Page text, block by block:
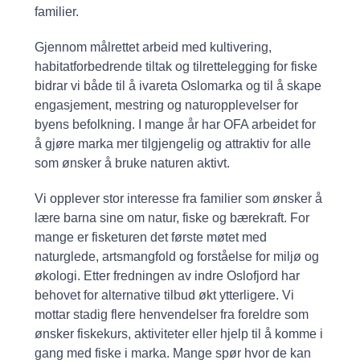
familier.
Gjennom målrettet arbeid med kultivering,
habitatforbedrende tiltak og tilrettelegging for fiske
bidrar vi både til å ivareta Oslomarka og til å skape
engasjement, mestring og naturopplevelser for
byens befolkning. I mange år har OFA arbeidet for
å gjøre marka mer tilgjengelig og attraktiv for alle
som ønsker å bruke naturen aktivt.
Vi opplever stor interesse fra familier som ønsker å
lære barna sine om natur, fiske og bærekraft. For
mange er fisketuren det første møtet med
naturglede, artsmangfold og forståelse for miljø og
økologi. Etter fredningen av indre Oslofjord har
behovet for alternative tilbud økt ytterligere. Vi
mottar stadig flere henvendelser fra foreldre som
ønsker fiskekurs, aktiviteter eller hjelp til å komme i
gang med fiske i marka. Mange spør hvor de kan